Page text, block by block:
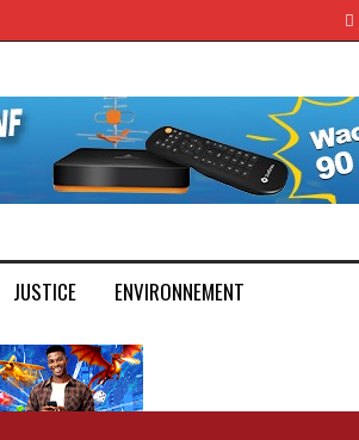
JUSTICE ENVIRONNEMENT